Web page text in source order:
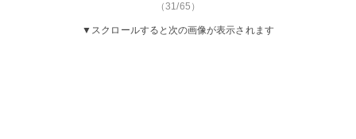
（31/65）
▼スクロールすると次の画像が表示されます